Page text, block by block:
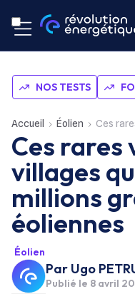
NOS TESTS
Accueil Éolien Ces rares
Ces rares
villages
millions
éoliennes
Éolien
Par Ugo
Publié le 8 avril